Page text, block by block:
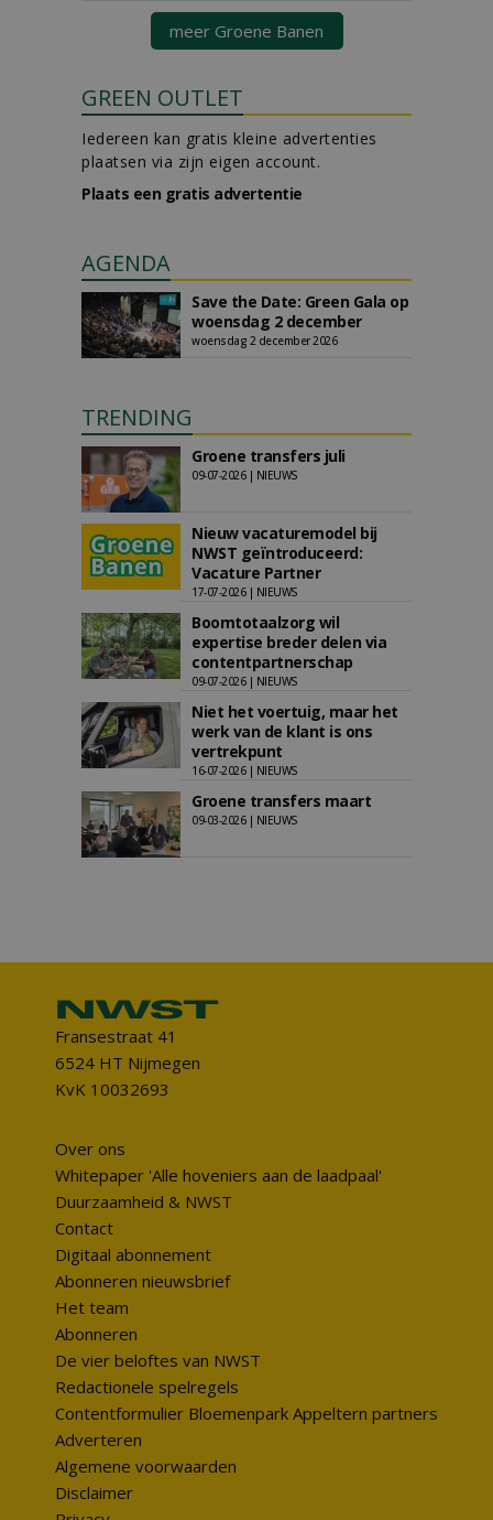
meer Groene Banen
GREEN OUTLET
Iedereen kan gratis kleine advertenties
plaatsen via zijn eigen account.
Plaats een gratis advertentie
AGENDA
Save the Date: Green Gala op
woensdag 2 december
woensdag 2 december 2026
TRENDING
Groene transfers juli
09-07-2026 | NIEUWS
Nieuw vacaturemodel bij
NWST geïntroduceerd:
Vacature Partner
17-07-2026 | NIEUWS
Boomtotaalzorg wil
expertise breder delen via
contentpartnerschap
09-07-2026 | NIEUWS
Niet het voertuig, maar het
werk van de klant is ons
vertrekpunt
16-07-2026 | NIEUWS
Groene transfers maart
09-03-2026 | NIEUWS
Fransestraat 41
6524 HT Nijmegen
KvK 10032693
Over ons
Whitepaper 'Alle hoveniers aan de laadpaal'
Duurzaamheid & NWST
Contact
Digitaal abonnement
Abonneren nieuwsbrief
Het team
Abonneren
De vier beloftes van NWST
Redactionele spelregels
Contentformulier Bloemenpark Appeltern partners
Adverteren
Algemene voorwaarden
Disclaimer